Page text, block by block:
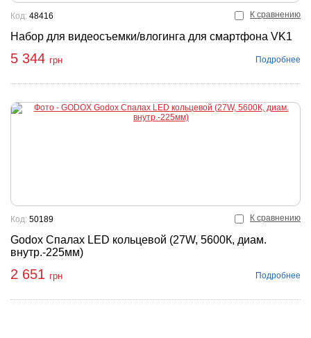
К сравнению
Набор для видеосъемки/влогинга для смартфона VK1
Код: 48416
5 344 грн Подробнее
К сравнению
Godox Спалах LED кольцевой (27W, 5600К, диам.
внутр.-225мм)
Код: 50189
2 651 грн Подробнее